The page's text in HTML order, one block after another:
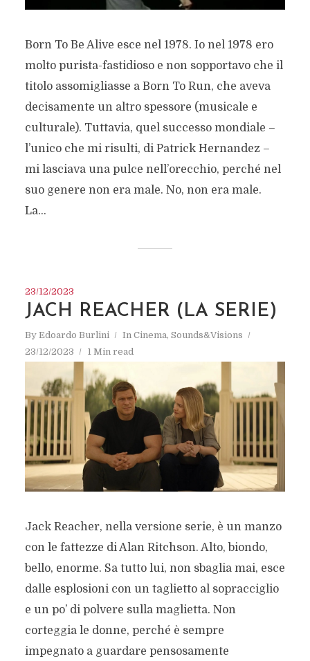
Born To Be Alive esce nel 1978. Io nel 1978 ero
molto purista-fastidioso e non sopportavo che il
titolo assomigliasse a Born To Run, che aveva
decisamente un altro spessore (musicale e
culturale). Tuttavia, quel successo mondiale –
l’unico che mi risulti, di Patrick Hernandez –
mi lasciava una pulce nell’orecchio, perché nel
suo genere non era male. No, non era male.
La...
23/12/2023
JACH REACHER (LA SERIE)
By Edoardo Burlini In Cinema, Sounds&Visions
23/12/2023
1 Min read
Jack Reacher, nella versione serie, è un manzo
con le fattezze di Alan Ritchson. Alto, biondo,
bello, enorme. Sa tutto lui, non sbaglia mai, esce
dalle esplosioni con un taglietto al sopracciglio
e un po’ di polvere sulla maglietta. Non
corteggia le donne, perché è sempre
impegnato a guardare pensosamente